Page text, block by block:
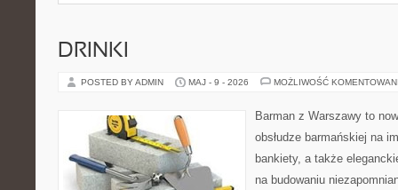
DRINKI
POSTED BY ADMIN MAJ - 9 - 2026 MOŻLIWOŚĆ
Barman z Warszawy to
obsłudze barmańskiej na
bankiety, a także
na budowaniu